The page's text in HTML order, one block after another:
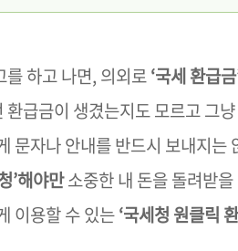
하고 나면, 의외로‘국세 환급금
급금이 생겼는지도 모르고 그
문자나 안내를 반드시 보내지는
’해야만소중한 내 돈을 돌려받을
이용할 수 있는‘국세청 원클릭